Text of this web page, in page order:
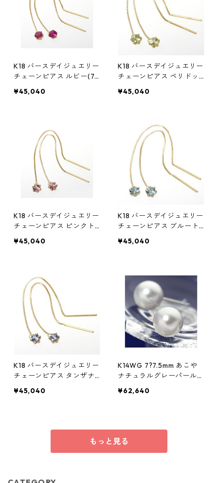
K18 バースデイジュエリー
チェーンピアス ルビー(7
ス
¥45,040
K18 バースデイジュエリー
チェーンピアス ペリドッ
ィース
¥45,040
K18 バースデイジュエリー
チェーンピアス ピンクト
リー レディース
¥45,040
K18 バースデイジュエリー
チェーンピアス ブルート
レディース
¥45,040
K18 バースデイジュエリー
チェーンピアス タンザナ
レディース
¥45,040
K14WG 7?7.5mm あこや
ナチュラルグレーパールピ
エリー アクセサリー レデ
¥62,640
もっと見る